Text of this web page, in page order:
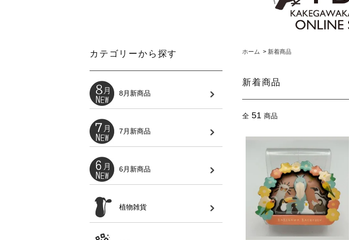
ホーム > 新着商品
新着商品
全 51 商品
カテゴリーから探す
8月新商品
7月新商品
6月新商品
植物雑貨